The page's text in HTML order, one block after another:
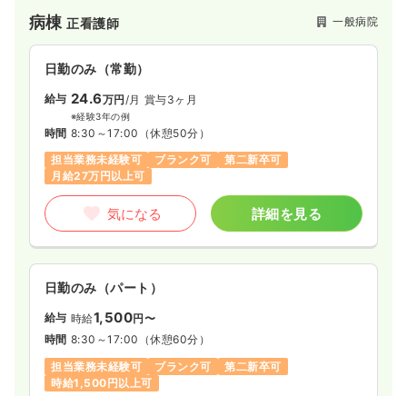
病棟正看護師 一般病院
日勤のみ（常勤）
給与 24.6万円 /月 賞与3ヶ月
※経験3年の例
時間 8:30～17:00 （休憩50分）
担当業務未経験可
ブランク可
第二新卒可
月給27万円以上可
気になる 詳細を見る
日勤のみ（パート）
給与 時給1,500円〜
時間 8:30～17:00 （休憩60分）
担当業務未経験可
ブランク可
第二新卒可
時給1,500円以上可